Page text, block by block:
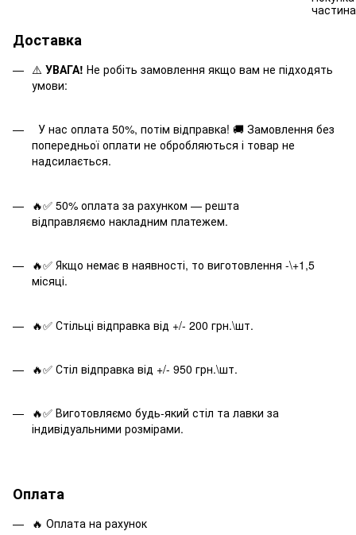
Доставка
⚠️ УВАГА! Не робіть замовлення якщо вам не підходять
умови:
У нас оплата 50%, потім відправка! 🚚 Замовлення без
попередньої оплати не обробляються і товар не
надсилається.
🔥✅ 50% оплата за рахунком — решта
відправляємо накладним платежем.
🔥✅ Якщо немає в наявності, то виготовлення -\+1,5
місяці.
🔥✅ Стільці відправка від +/- 200 грн.\шт.
🔥✅ Стіл відправка від +/- 950 грн.\шт.
🔥✅ Виготовляємо будь-який стіл та лавки за
індивідуальними розмірами.
Оплата
🔥 Оплата на рахунок